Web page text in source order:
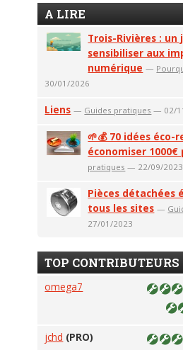
A LIRE
Trois-Rivières :
sensibiliser aux
numérique —
30/01/2026
Liens — Guides pratiques — 02/
🌱💰 70 idées éco-
économiser 1000€
pratiques — 22/09/2023
Pièces détachées
tous les sites —
27/01/2023
TOP CONTRIBUTEURS
omega7
jchd (PRO)